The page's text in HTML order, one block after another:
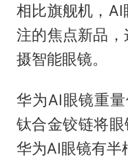
相比旗舰机，
注的焦点新品
摄智能眼镜。
华为AI眼镜重
钛合金铰链将眼
华为AI眼镜有半